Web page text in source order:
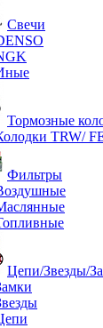
Свечи
Тормозные
TRW/
Фильтры
Цепи/Звезды/